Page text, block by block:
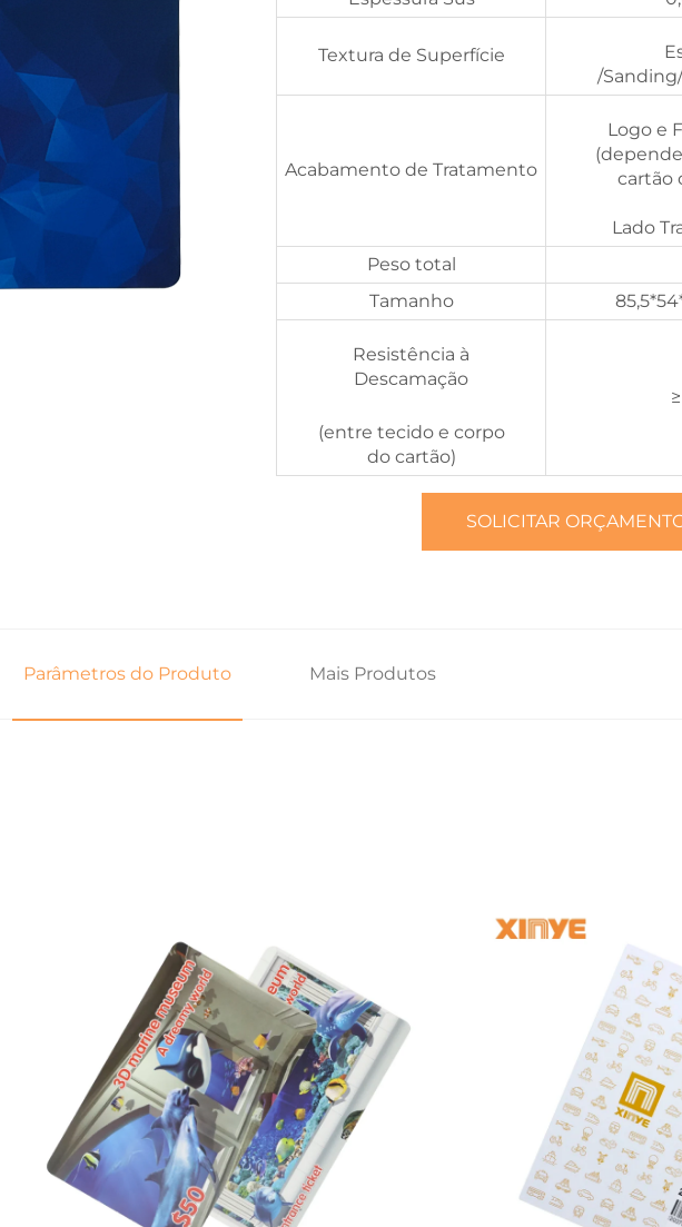
Textura de Superfície
/
Acabamento de Tratamento
Logo e
cartão
Lado
Peso total
Tamanho
Resistência à
Descamação
(entre tecido e corpo
do cartão)
SOLICITAR
Parâmetros do Produto Mais Produtos